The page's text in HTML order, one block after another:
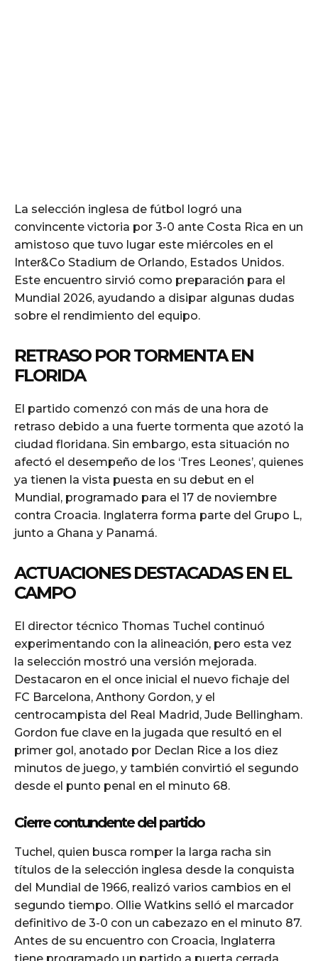
La selección inglesa de fútbol logró una
convincente victoria por 3-0 ante Costa Rica en un
amistoso que tuvo lugar este miércoles en el
Inter&Co Stadium de Orlando, Estados Unidos.
Este encuentro sirvió como preparación para el
Mundial 2026, ayudando a disipar algunas dudas
sobre el rendimiento del equipo.
RETRASO POR TORMENTA EN
FLORIDA
El partido comenzó con más de una hora de
retraso debido a una fuerte tormenta que azotó la
ciudad floridana. Sin embargo, esta situación no
afectó el desempeño de los ‘Tres Leones’, quienes
ya tienen la vista puesta en su debut en el
Mundial, programado para el 17 de noviembre
contra Croacia. Inglaterra forma parte del Grupo L,
junto a Ghana y Panamá.
ACTUACIONES DESTACADAS EN EL
CAMPO
El director técnico Thomas Tuchel continuó
experimentando con la alineación, pero esta vez
la selección mostró una versión mejorada.
Destacaron en el once inicial el nuevo fichaje del
FC Barcelona, Anthony Gordon, y el
centrocampista del Real Madrid, Jude Bellingham.
Gordon fue clave en la jugada que resultó en el
primer gol, anotado por Declan Rice a los diez
minutos de juego, y también convirtió el segundo
desde el punto penal en el minuto 68.
Cierre contundente del partido
Tuchel, quien busca romper la larga racha sin
títulos de la selección inglesa desde la conquista
del Mundial de 1966, realizó varios cambios en el
segundo tiempo. Ollie Watkins selló el marcador
definitivo de 3-0 con un cabezazo en el minuto 87.
Antes de su encuentro con Croacia, Inglaterra